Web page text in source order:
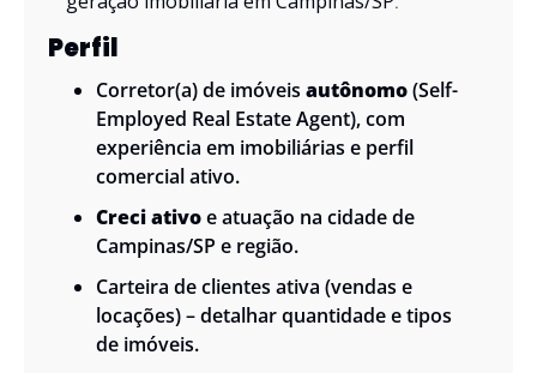
Perfil
Corretor(a) de imóveis autônomo (Self-
Employed Real Estate Agent), com
experiência em imobiliárias e perfil
comercial ativo.
Creci ativo e atuação na cidade de
Campinas/SP e região.
Carteira de clientes ativa (vendas e
locações) – detalhar quantidade e tipos
de imóveis.